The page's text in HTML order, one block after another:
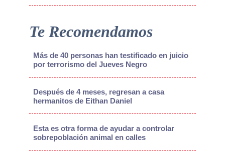
Te Recomendamos
Más de 40 personas han testificado en juicio
por terrorismo del Jueves Negro
Después de 4 meses, regresan a casa
hermanitos de Eithan Daniel
Esta es otra forma de ayudar a controlar
sobrepoblación animal en calles